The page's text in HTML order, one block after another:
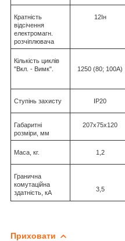
Кратність
відсічення
електромагн.
розчіплювача
12Iн
Кількість циклів
"Вкл. - Вимк".
1250 (80; 100А)
Ступінь захисту IР20
Габаритні
розміри, мм
207х75х120
Маса, кг. 1,2
Гранична
комутаційна
здатність, кА
3,5
Приховати